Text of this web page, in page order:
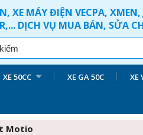
XE MÁY ĐIỆN VECPA,
DỊCH VỤ MUA BÁN, SỬA
XE 50CC XE GA 50C XE
Motio